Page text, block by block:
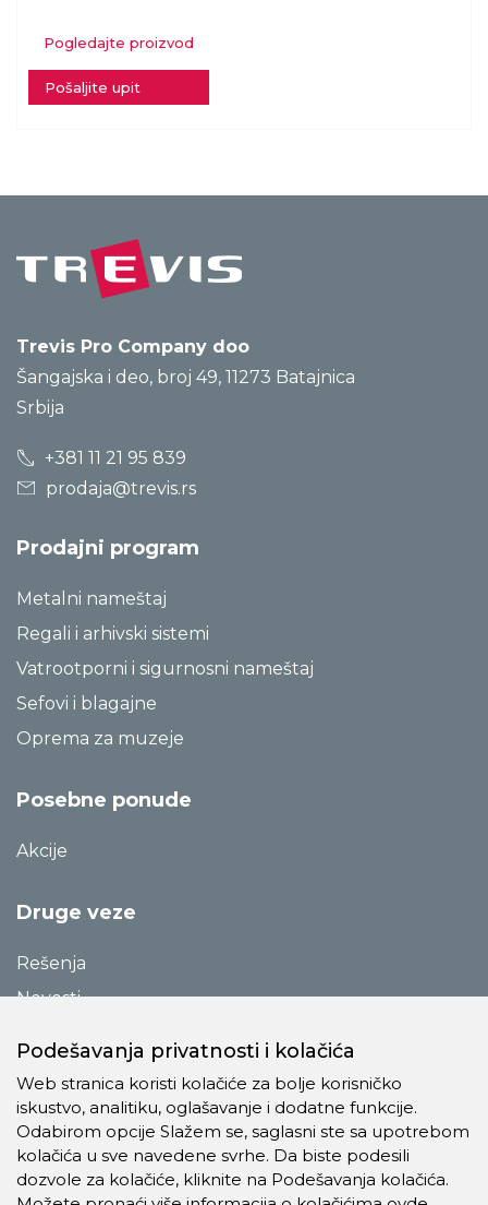
Pogledajte proizvod
Pošaljite upit
Trevis Pro Company doo
Šangajska i deo, broj 49, 11273 Batajnica
Srbija
+381 11 21 95 839
prodaja@trevis.rs
Prodajni program
Metalni nameštaj
Regali i arhivski sistemi
Vatrootporni i sigurnosni nameštaj
Sefovi i blagajne
Oprema za muzeje
Posebne ponude
Akcije
Druge veze
Rešenja
Novosti
O preduzeću
Kontakt
Pravila o privatnosti
Podešavanja privatnosti i kolačića
Web stranica koristi kolačiće za bolje korisničko
iskustvo, analitiku, oglašavanje i dodatne funkcije.
Odabirom opcije Slažem se, saglasni ste sa upotrebom
kolačića u sve navedene svrhe. Da biste podesili
dozvole za kolačiće, kliknite na Podešavanja kolačića.